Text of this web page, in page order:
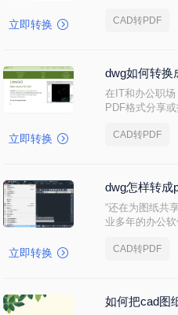
立即转换 CAD转PDF
立即转换
dwg如何转换
在IT和办公职
PDF格式分享
20+方案，排
CAD转PDF
立即转换
dwg怎样转成
“还在为图纸共
业多年的办公
CAD转PDF
如何把cad图